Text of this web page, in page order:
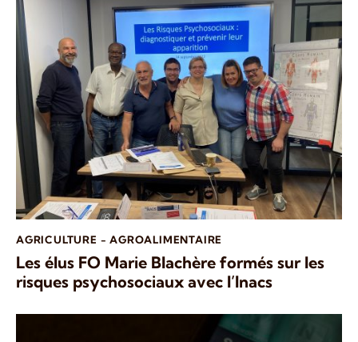
AGRICULTURE - AGROALIMENTAIRE
Les élus FO Marie Blachère formés sur les
risques psychosociaux avec l’Inacs